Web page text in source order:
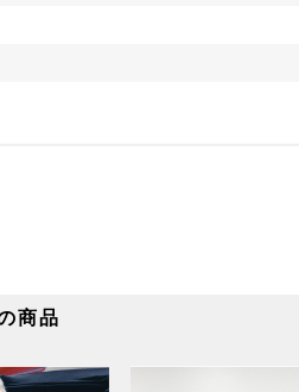
）11:00～2024年10月28日（月）10:00
「Birthday」シリアルナンバー第二弾 特典
商品